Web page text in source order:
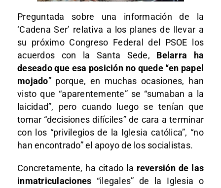
Preguntada sobre una información de la
‘Cadena Ser’ relativa a los planes de llevar a
su próximo Congreso Federal del PSOE los
acuerdos con la Santa Sede, Belarra ha
deseado que esa posición no quede “en papel
mojado” porque, en muchas ocasiones, han
visto que “aparentemente” se “sumaban a la
laicidad”, pero cuando luego se tenían que
tomar “decisiones difíciles” de cara a terminar
con los “privilegios de la Iglesia católica”, “no
han encontrado” el apoyo de los socialistas.
Concretamente, ha citado la reversión de las
inmatriculaciones “ilegales” de la Iglesia o